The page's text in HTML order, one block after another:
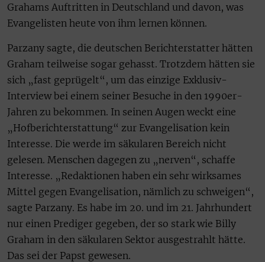
Grahams Auftritten in Deutschland und davon, was
Evangelisten heute von ihm lernen können.
Parzany sagte, die deutschen Berichterstatter hätten
Graham teilweise sogar gehasst. Trotzdem hätten sie
sich „fast geprügelt“, um das einzige Exklusiv-
Interview bei einem seiner Besuche in den 1990er-
Jahren zu bekommen. In seinen Augen weckt eine
„Hofberichterstattung“ zur Evangelisation kein
Interesse. Die werde im säkularen Bereich nicht
gelesen. Menschen dagegen zu „nerven“, schaffe
Interesse. „Redaktionen haben ein sehr wirksames
Mittel gegen Evangelisation, nämlich zu schweigen“,
sagte Parzany. Es habe im 20. und im 21. Jahrhundert
nur einen Prediger gegeben, der so stark wie Billy
Graham in den säkularen Sektor ausgestrahlt hätte.
Das sei der Papst gewesen.